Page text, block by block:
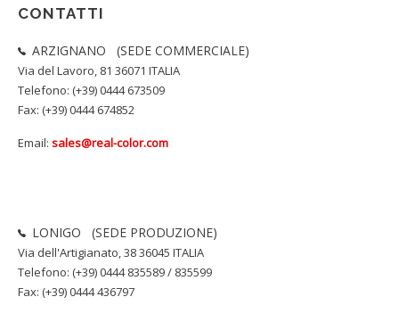
CONTATTI
ARZIGNANO (SEDE COMMERCIALE)
Via del Lavoro, 81 36071 ITALIA
Telefono: (+39) 0444 673509
Fax: (+39) 0444 674852
Email: sales@real-color.com
LONIGO (SEDE PRODUZIONE)
Via dell'Artigianato, 38 36045 ITALIA
Telefono: (+39) 0444 835589 / 835599
Fax: (+39) 0444 436797